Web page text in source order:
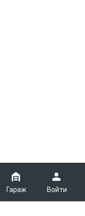
Гараж Войти